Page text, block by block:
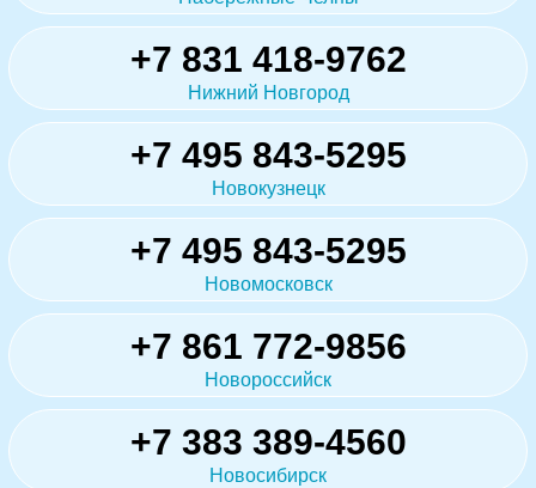
+7 831 418-9762
Нижний Новгород
+7 495 843-5295
Новокузнецк
+7 495 843-5295
Новомосковск
+7 861 772-9856
Новороссийск
+7 383 389-4560
Новосибирск